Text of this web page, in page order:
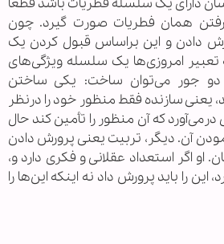
دارای یک سلسله فطریات باشد قطعاً
همان فطریات صورت گیرد. چون
دادن و این براساس قبول کردن یک
امروزی‌ها یک سلسله ویژگی‌های
دو جور می‌توان ساخت: یکی ساختن
یعنی سازنده فقط منظور خود را درنظر
که آن منظور را تأمین کند حال
آن. دیگر، تربیت یعنی پرورش دادن
او اگر استعداد عقلانی و فکری دارد و،
را باید پرورش داد نه اینکه این‌ها را